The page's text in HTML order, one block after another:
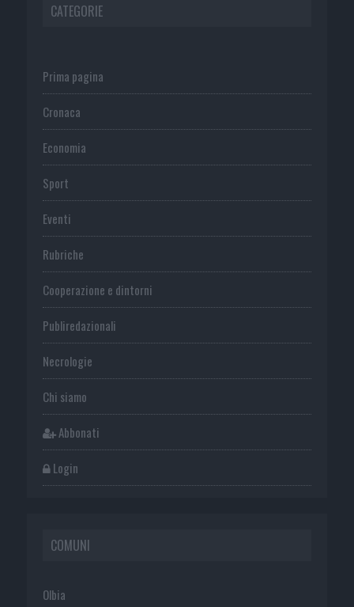
CATEGORIE
Prima pagina
Cronaca
Economia
Sport
Eventi
Rubriche
Cooperazione e dintorni
Publiredazionali
Necrologie
Chi siamo
Abbonati
Login
COMUNI
Olbia